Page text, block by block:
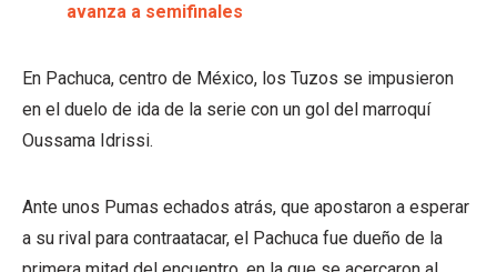
avanza a semifinales
En Pachuca, centro de México, los Tuzos se impusieron
en el duelo de ida de la serie con un gol del marroquí
Oussama Idrissi.
Ante unos Pumas echados atrás, que apostaron a esperar
a su rival para contraatacar, el Pachuca fue dueño de la